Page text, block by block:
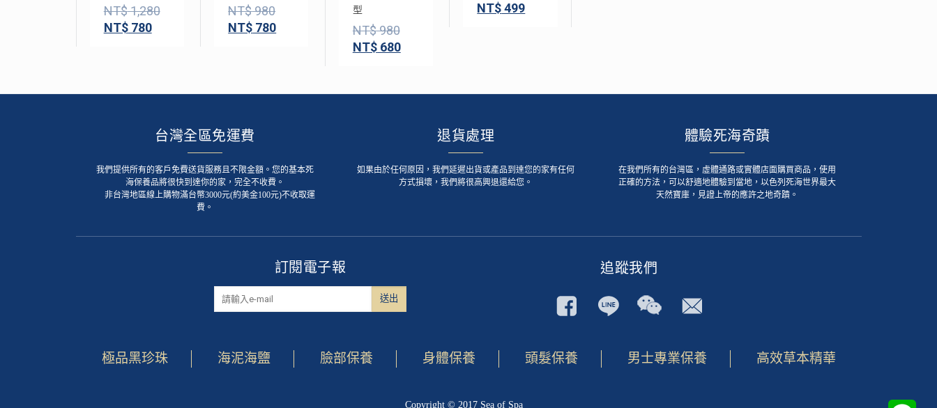
NT$1,280
NT$780
NT$980
NT$ 780
型
NT$980
NT$680
NT$499
台灣全區免運費
我們提供所有的客戶免費送貨服務且不限金額。您的基本死
海保養品將很快到達你的家，完全不收費。
非台灣地區線上購物滿台幣3000元(約美金100元)不收取運
費。
退貨處理
如果由於任何原因，我們延遲出貨或產品到達您的家有任何
方式損壞，我們將很高興退還給您。
體驗死海奇蹟
在我們所有的台灣區，虛體通路或實體店面購買商品，使用
正確的方法，可以舒適地體驗到當地，以色列死海世界最大
天然寶庫，見證上帝的應許之地奇蹟。
訂閱電子報 追蹤我們
極品黑珍珠 海泥海鹽 臉部保養 身體保養 頭髮保養 男士專業保養 高效草本精華
Copyright © 2017 Sea of Spa